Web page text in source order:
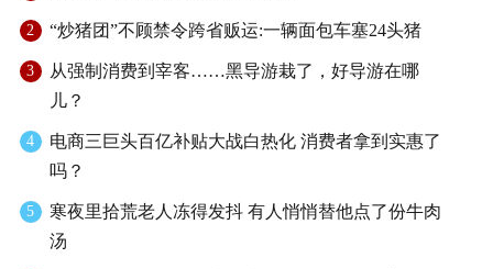
2 “炒猪团”不顾禁令跨省贩运:一辆面包车塞24头猪
3
从强制消费到宰客……黑导游栽了，好导游在哪
儿？
4
电商三巨头百亿补贴大战白热化 消费者拿到实惠了
吗？
5
寒夜里拾荒老人冻得发抖 有人悄悄替他点了份牛肉
汤